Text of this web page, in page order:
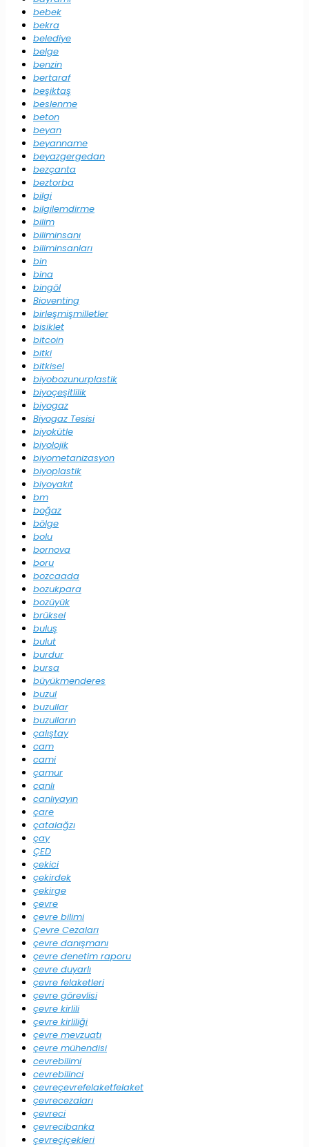
bebek
bekra
belediye
belge
benzin
bertaraf
beşiktaş
beslenme
beton
beyan
beyanname
beyazgergedan
bezçanta
beztorba
bilgi
bilgilemdirme
bilim
biliminsanı
biliminsanları
bin
bina
bingöl
Bioventing
birleşmişmilletler
bisiklet
bitcoin
bitki
bitkisel
biyobozunurplastik
biyoçeşitlilik
biyogaz
Biyogaz Tesisi
biyokütle
biyolojik
biyometanizasyon
biyoplastik
biyoyakıt
bm
boğaz
bölge
bolu
bornova
boru
bozcaada
bozukpara
bozüyük
brüksel
buluş
bulut
burdur
bursa
büyükmenderes
buzul
buzullar
buzulların
çalıştay
cam
cami
çamur
canlı
canlıyayın
çare
çatalağzı
çay
ÇED
çekici
çekirdek
çekirge
çevre
çevre bilimi
Çevre Cezaları
çevre danışmanı
çevre denetim raporu
çevre duyarlı
çevre felaketleri
çevre görevlisi
çevre kirlili
çevre kirliliği
çevre mevzuatı
çevre mühendisi
cevrebilimi
cevrebilinci
çevreçevrefelaketfelaket
çevrecezaları
çevreci
çevrecibanka
çevreçiçekleri